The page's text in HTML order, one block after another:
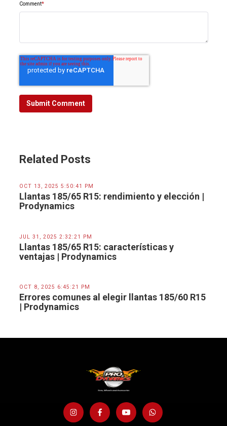
Comment*
Related Posts
OCT 13, 2025 5:50:41 PM
Llantas 185/65 R15: rendimiento y elección |
Prodynamics
JUL 31, 2025 2:32:21 PM
Llantas 185/65 R15: características y
ventajas | Prodynamics
OCT 8, 2025 6:45:21 PM
Errores comunes al elegir llantas 185/60 R15
| Prodynamics